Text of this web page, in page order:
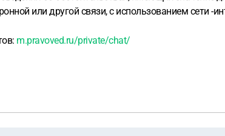
или другой связи, с использованием сети -
m.pravoved.ru/private/chat/